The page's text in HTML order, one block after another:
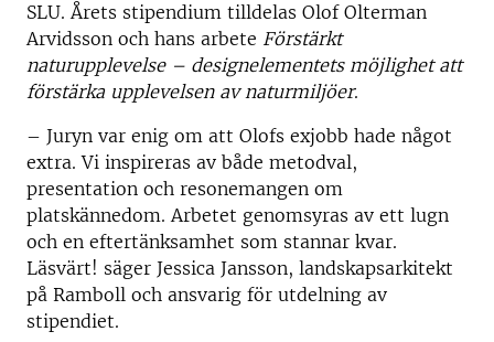
SLU. Årets stipendium tilldelas Olof Olterman
Arvidsson och hans arbete Förstärkt
naturupplevelse – designelementets möjlighet att
förstärka upplevelsen av naturmiljöer.
– Juryn var enig om att Olofs exjobb hade något
extra. Vi inspireras av både metodval,
presentation och resonemangen om
platskännedom. Arbetet genomsyras av ett lugn
och en eftertänksamhet som stannar kvar.
Läsvärt! säger Jessica Jansson, landskapsarkitekt
på Ramboll och ansvarig för utdelning av
stipendiet.